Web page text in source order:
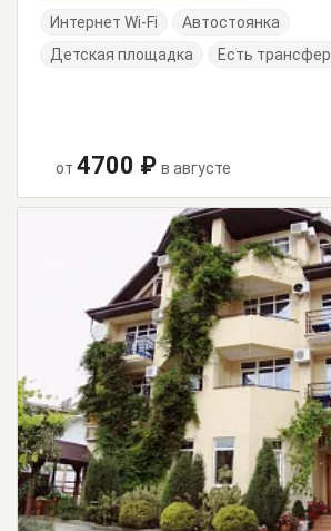
Интернет Wi-Fi
Автостоянка
Детская площадка
Есть трансфер
от 4700 ₽ в августе